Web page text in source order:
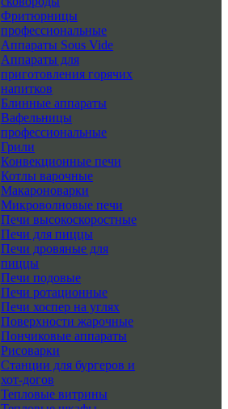
Фритюрницы
профессиональные
Аппараты Sous Vide
Аппараты для
приготовления горячих
напитков
Блинные аппараты
Вафельницы
профессиональные
Грили
Конвекционные печи
Котлы варочные
Макароноварки
Микроволновые печи
Печи высокоскоростные
Печи для пиццы
Печи дровяные для
пиццы
Печи подовые
Печи ротационные
Печи хоспер на углях
Поверхности жарочные
Пончиковые аппараты
Рисоварки
Станции для бургеров и
хот-догов
Тепловые витрины